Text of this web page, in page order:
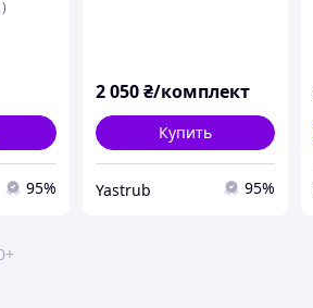
95%
2 050 ₴/комплект
Купить
Yastrub 95%